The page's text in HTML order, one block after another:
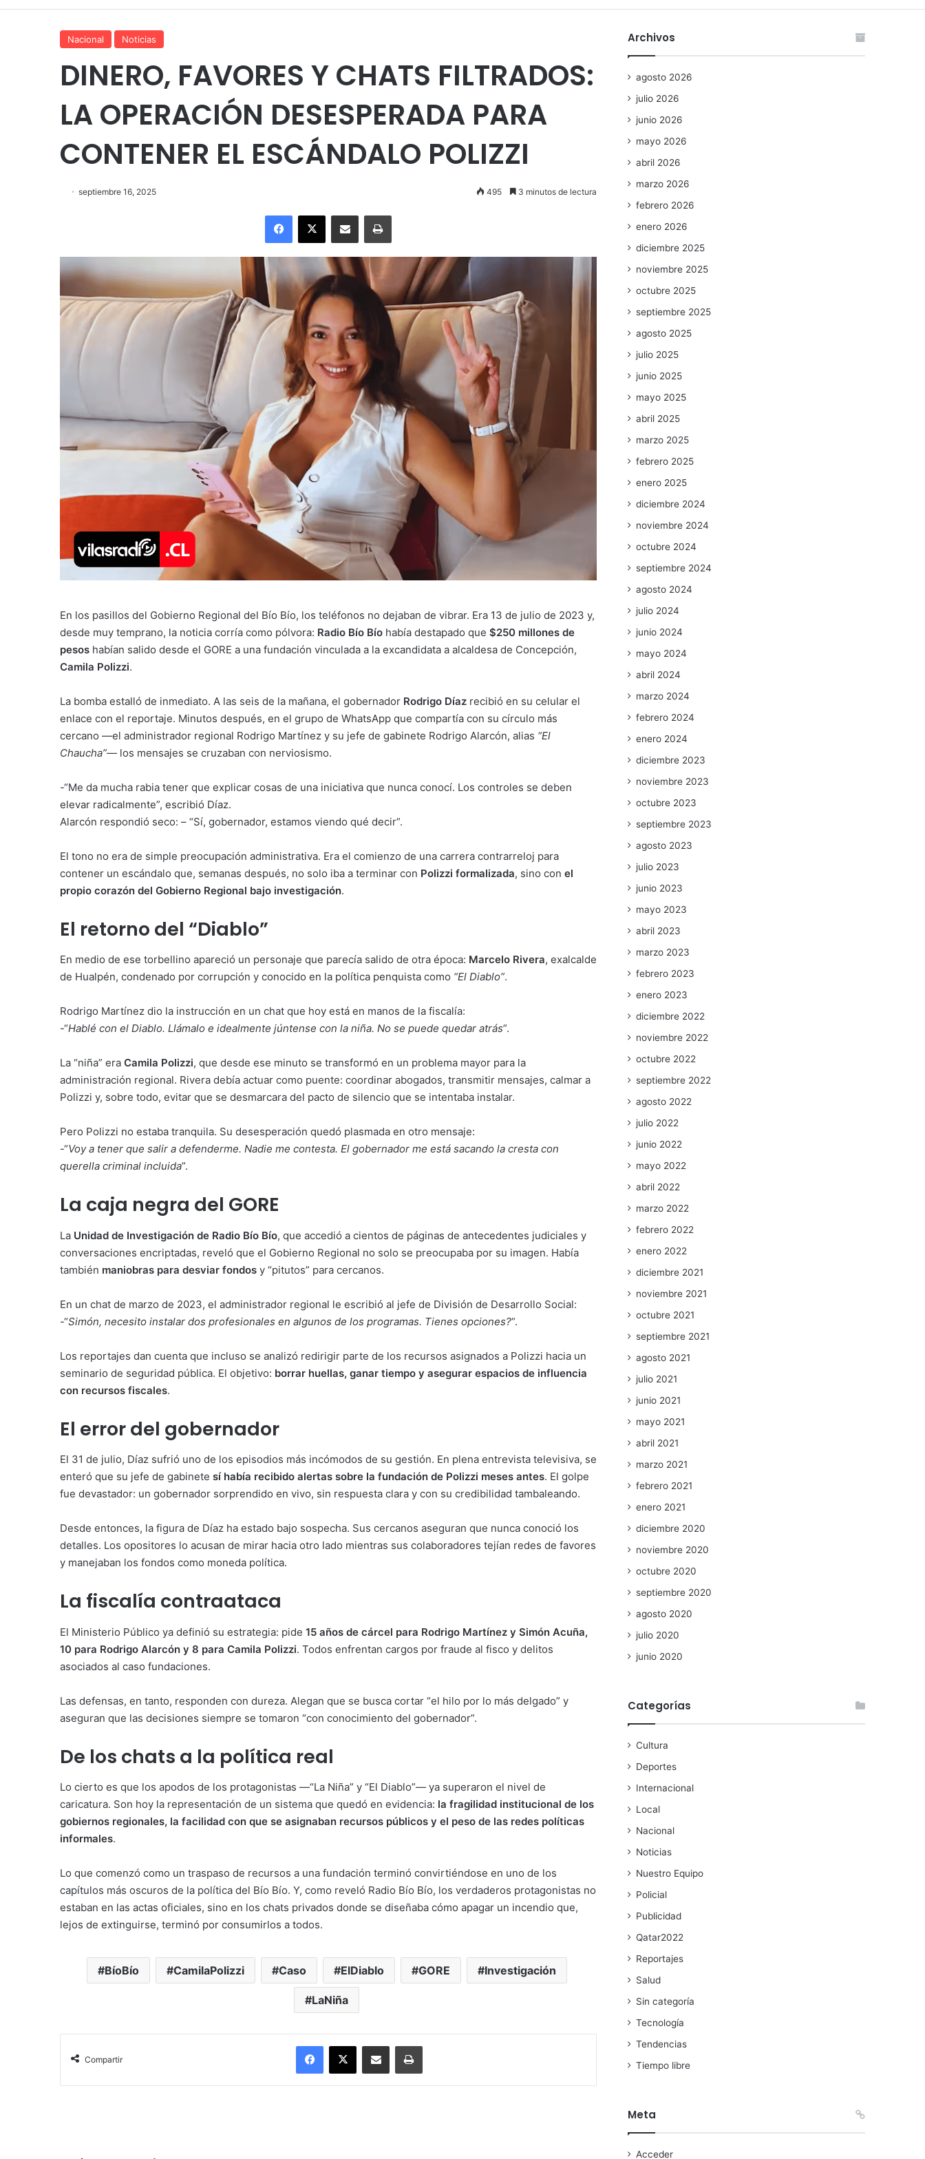
Nacional Noticias
DINERO, FAVORES Y CHATS FILTRADOS:
LA OPERACIÓN DESESPERADA PARA
CONTENER EL ESCÁNDALO POLIZZI
septiembre 16, 2025 495 3 minutos de lectura
Facebook
X Enviar vía email Imprimir
En los pasillos del Gobierno Regional del Bío Bío, los teléfonos no dejaban de vibrar. Era 13 de julio de 2023 y,
desde muy temprano, la noticia corría como pólvora: Radio Bío Bío había destapado que $250 millones de
pesos habían salido desde el GORE a una fundación vinculada a la excandidata a alcaldesa de Concepción,
Camila Polizzi.
La bomba estalló de inmediato. A las seis de la mañana, el gobernador Rodrigo Díaz recibió en su celular el
enlace con el reportaje. Minutos después, en el grupo de WhatsApp que compartía con su círculo más
cercano —el administrador regional Rodrigo Martínez y su jefe de gabinete Rodrigo Alarcón, alias “El
Chaucha”— los mensajes se cruzaban con nerviosismo.
-“Me da mucha rabia tener que explicar cosas de una iniciativa que nunca conocí. Los controles se deben
elevar radicalmente”, escribió Díaz.
Alarcón respondió seco: – “Sí, gobernador, estamos viendo qué decir”.
El tono no era de simple preocupación administrativa. Era el comienzo de una carrera contrarreloj para
contener un escándalo que, semanas después, no solo iba a terminar con Polizzi formalizada, sino con el
propio corazón del Gobierno Regional bajo investigación.
El retorno del “Diablo”
En medio de ese torbellino apareció un personaje que parecía salido de otra época: Marcelo Rivera, exalcalde
de Hualpén, condenado por corrupción y conocido en la política penquista como “El Diablo”.
Rodrigo Martínez dio la instrucción en un chat que hoy está en manos de la fiscalía:
-“Hablé con el Diablo. Llámalo e idealmente júntense con la niña. No se puede quedar atrás”.
La “niña” era Camila Polizzi, que desde ese minuto se transformó en un problema mayor para la
administración regional. Rivera debía actuar como puente: coordinar abogados, transmitir mensajes, calmar a
Polizzi y, sobre todo, evitar que se desmarcara del pacto de silencio que se intentaba instalar.
Pero Polizzi no estaba tranquila. Su desesperación quedó plasmada en otro mensaje:
-“Voy a tener que salir a defenderme. Nadie me contesta. El gobernador me está sacando la cresta con
querella criminal incluida”.
La caja negra del GORE
La Unidad de Investigación de Radio Bío Bío, que accedió a cientos de páginas de antecedentes judiciales y
conversaciones encriptadas, reveló que el Gobierno Regional no solo se preocupaba por su imagen. Había
también maniobras para desviar fondos y “pitutos” para cercanos.
En un chat de marzo de 2023, el administrador regional le escribió al jefe de División de Desarrollo Social:
-“Simón, necesito instalar dos profesionales en algunos de los programas. Tienes opciones?”.
Los reportajes dan cuenta que incluso se analizó redirigir parte de los recursos asignados a Polizzi hacia un
seminario de seguridad pública. El objetivo: borrar huellas, ganar tiempo y asegurar espacios de influencia
con recursos fiscales.
El error del gobernador
El 31 de julio, Díaz sufrió uno de los episodios más incómodos de su gestión. En plena entrevista televisiva, se
enteró que su jefe de gabinete sí había recibido alertas sobre la fundación de Polizzi meses antes. El golpe
fue devastador: un gobernador sorprendido en vivo, sin respuesta clara y con su credibilidad tambaleando.
Desde entonces, la figura de Díaz ha estado bajo sospecha. Sus cercanos aseguran que nunca conoció los
detalles. Los opositores lo acusan de mirar hacia otro lado mientras sus colaboradores tejían redes de favores
y manejaban los fondos como moneda política.
La fiscalía contraataca
El Ministerio Público ya definió su estrategia: pide 15 años de cárcel para Rodrigo Martínez y Simón Acuña,
10 para Rodrigo Alarcón y 8 para Camila Polizzi. Todos enfrentan cargos por fraude al fisco y delitos
asociados al caso fundaciones.
Las defensas, en tanto, responden con dureza. Alegan que se busca cortar “el hilo por lo más delgado” y
aseguran que las decisiones siempre se tomaron “con conocimiento del gobernador”.
De los chats a la política real
Lo cierto es que los apodos de los protagonistas —“La Niña” y “El Diablo”— ya superaron el nivel de
caricatura. Son hoy la representación de un sistema que quedó en evidencia: la fragilidad institucional de los
gobiernos regionales, la facilidad con que se asignaban recursos públicos y el peso de las redes políticas
informales.
Lo que comenzó como un traspaso de recursos a una fundación terminó convirtiéndose en uno de los
capítulos más oscuros de la política del Bío Bío. Y, como reveló Radio Bío Bío, los verdaderos protagonistas no
estaban en las actas oficiales, sino en los chats privados donde se diseñaba cómo apagar un incendio que,
lejos de extinguirse, terminó por consumirlos a todos.
BíoBío CamilaPolizzi Caso ElDiablo GORE Investigación
LaNiña
Compartir
Facebook
X Enviar vía email Imprimir
Archivos
agosto 2026
julio 2026
junio 2026
mayo 2026
abril 2026
marzo 2026
febrero 2026
enero 2026
diciembre 2025
noviembre 2025
octubre 2025
septiembre 2025
agosto 2025
julio 2025
junio 2025
mayo 2025
abril 2025
marzo 2025
febrero 2025
enero 2025
diciembre 2024
noviembre 2024
octubre 2024
septiembre 2024
agosto 2024
julio 2024
junio 2024
mayo 2024
abril 2024
marzo 2024
febrero 2024
enero 2024
diciembre 2023
noviembre 2023
octubre 2023
septiembre 2023
agosto 2023
julio 2023
junio 2023
mayo 2023
abril 2023
marzo 2023
febrero 2023
enero 2023
diciembre 2022
noviembre 2022
octubre 2022
septiembre 2022
agosto 2022
julio 2022
junio 2022
mayo 2022
abril 2022
marzo 2022
febrero 2022
enero 2022
diciembre 2021
noviembre 2021
octubre 2021
septiembre 2021
agosto 2021
julio 2021
junio 2021
mayo 2021
abril 2021
marzo 2021
febrero 2021
enero 2021
diciembre 2020
noviembre 2020
octubre 2020
septiembre 2020
agosto 2020
julio 2020
junio 2020
Categorías
Cultura
Deportes
Internacional
Local
Nacional
Noticias
Nuestro Equipo
Policial
Publicidad
Qatar2022
Reportajes
Salud
Sin categoría
Tecnología
Tendencias
Tiempo libre
Meta
Acceder